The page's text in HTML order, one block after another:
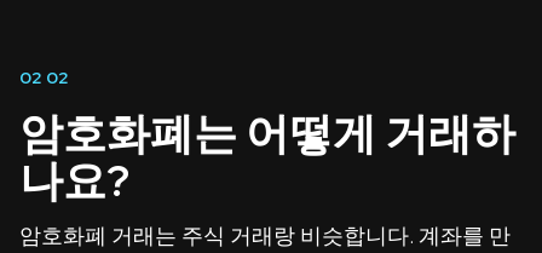
02 02
암호화폐는 어떻게 거래하
나요?
암호화폐 거래는 주식 거래랑 비슷합니다. 계좌를 만